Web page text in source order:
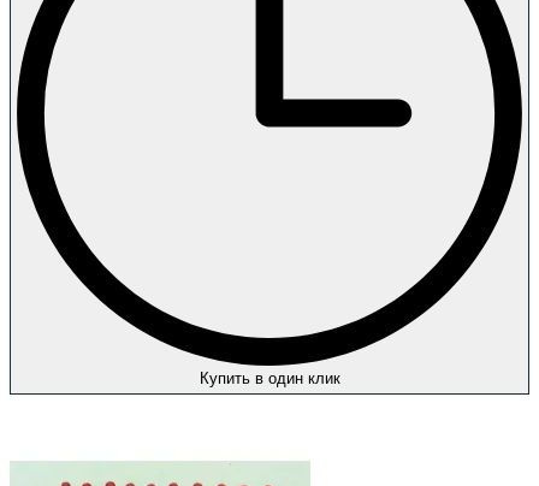
Купить в один клик